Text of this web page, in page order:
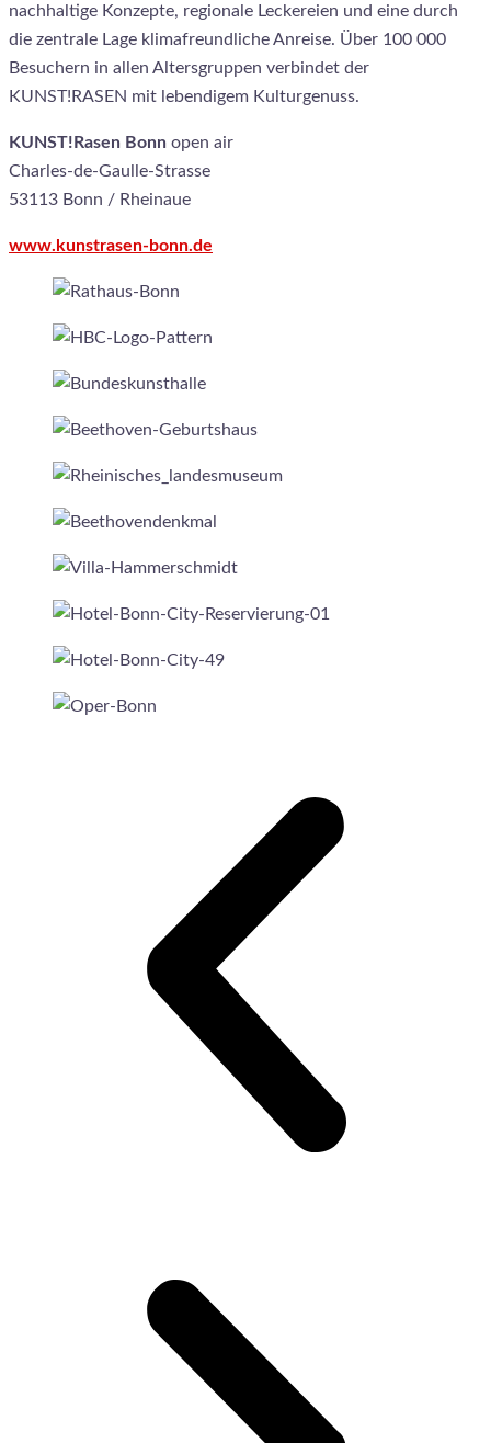
nachhaltige Konzepte, regionale Leckereien und eine durch
die zentrale Lage klimafreundliche Anreise. Über 100 000
Besuchern in allen Altersgruppen verbindet der
KUNST!RASEN mit lebendigem Kulturgenuss.
KUNST!Rasen Bonn open air
Charles-de-Gaulle-Strasse
53113 Bonn / Rheinaue
www.kunstrasen-bonn.de